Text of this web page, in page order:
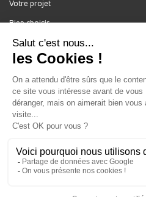
Votre projet
Bien choisir
Forum Au Fil du Bain
Nos produits
Gestion des cookies
Mentions légales